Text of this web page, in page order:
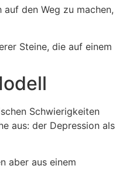
den Weg zu machen,
Schwierigkeiten
aus: der Depression als
aber aus einem